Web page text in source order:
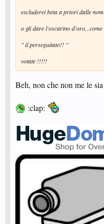
escluderei beta a priori dalle
o gli dare l'oscarino
" il perseguitato!! "
votate !!!!!
Beh, non che non me le
:clap: